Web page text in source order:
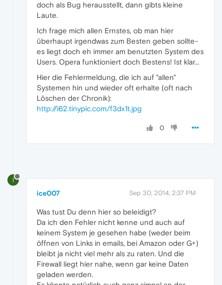
doch als Bug herausstellt, dann gibts kleine
Laute.
Ich frage mich allen Ernstes, ob man hier
überhaupt irgendwas zum Besten geben sollte-
es liegt doch eh immer am benutzten System des
Users. Opera funktioniert doch Bestens! Ist klar...
Hier die Fehlermeldung, die ich auf "allen"
Systemen hin und wieder oft erhalte (oft nach
Löschen der Chronik):
http://i62.tinypic.com/f3dx1t.jpg
0
I
ice007 Sep 30, 2014, 2:37 PM
Was tust Du denn hier so beleidigt?
Da ich den Fehler nicht kenne und auch auf
keinem System je gesehen habe (weder beim
öffnen von Links in emails, bei Amazon oder G+)
bleibt ja nicht viel mehr als zu raten. Und die
Firewall liegt hier nahe, wenn gar keine Daten
geladen werden.